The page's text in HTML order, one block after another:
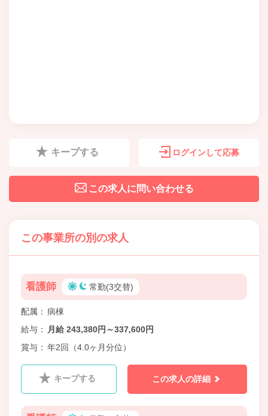
キープする ログインして応募
この求人に問い合わせる
この事業所の別の求人
看護師 常勤(3交替)
配属
病棟
給与
月給 243,380円～337,600円
賞与
年2回（4.0ヶ月分位）
キープする この求人の詳細